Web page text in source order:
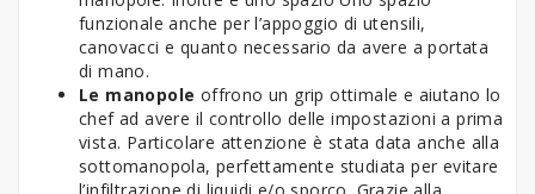
funzionale anche per l’appoggio di utensili,
canovacci e quanto necessario da avere a portata
di mano.
Le manopole offrono un grip ottimale e aiutano lo
chef ad avere il controllo delle impostazioni a prima
vista. Particolare attenzione è stata data anche alla
sottomanopola, perfettamente studiata per evitare
l’infiltrazione di liquidi e/o sporco. Grazie alla